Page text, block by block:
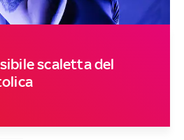
scaletta del